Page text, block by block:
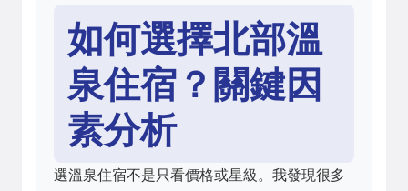
如何選擇北部溫
泉住宿？關鍵因
素分析
選溫泉住宿不是只看價格或星級。我發現很多